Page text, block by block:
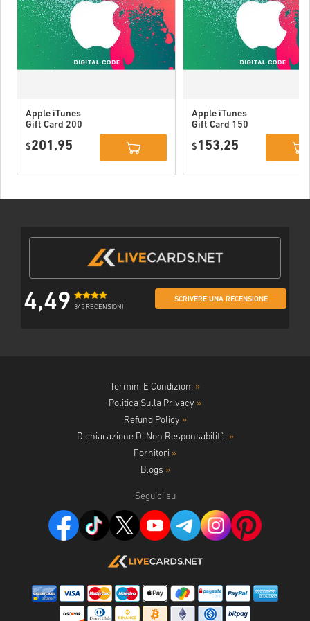
Apple iTunes
Gift Card 200
$201,95
Apple iTunes
Gift Card 150
$ 153,25
4,49 345 RECENSIONI
SCRIVERE UNA RECENSIONE
Termini E Condizioni »
Politica Sulla Privacy »
Refund Policy »
Dichiarazione Di Non Responsabilità' »
Fornitori »
Blogs »
Seguici su